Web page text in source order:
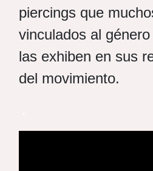
piercings que
vinculados al
las exhiben en sus
del movimiento.